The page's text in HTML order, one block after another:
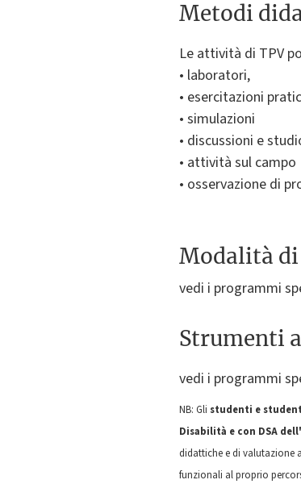
Metodi
Le attività di TPV
• laboratori,
• esercitazioni
• simulazioni
• discussioni e
• attività sul campo
• osservazione di
Modalità
vedi i programmi
Strumenti
vedi i programmi
NB: Gli studenti e
Disabilità e con DSA
didattiche e di valutazione
funzionali al proprio